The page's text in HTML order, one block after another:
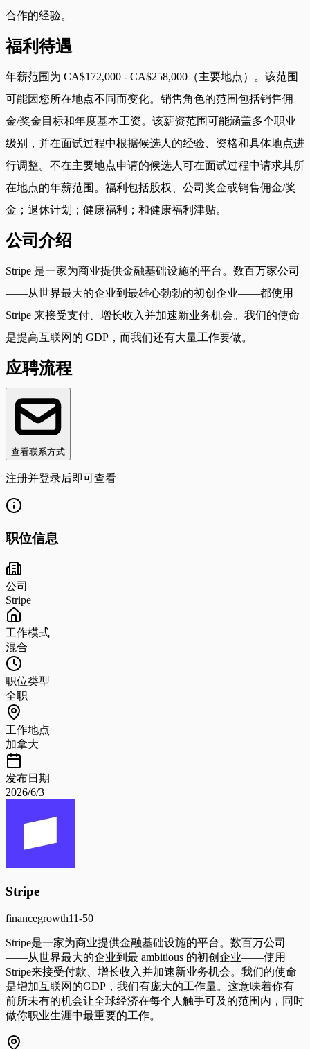
合作的经验。
福利待遇
年薪范围为 CA$172,000 - CA$258,000（主要地点）。该范围
可能因您所在地点不同而变化。销售角色的范围包括销售佣
金/奖金目标和年度基本工资。该薪资范围可能涵盖多个职业
级别，并在面试过程中根据候选人的经验、资格和具体地点进
行调整。不在主要地点申请的候选人可在面试过程中请求其所
在地点的年薪范围。福利包括股权、公司奖金或销售佣金/奖
金；退休计划；健康福利；和健康福利津贴。
公司介绍
Stripe 是一家为商业提供金融基础设施的平台。数百万家公司
——从世界最大的企业到最雄心勃勃的初创企业——都使用
Stripe 来接受支付、增长收入并加速新业务机会。我们的使命
是提高互联网的 GDP，而我们还有大量工作要做。
应聘流程
查看联系方式
注册并登录后即可查看
职位信息
公司
Stripe
工作模式
混合
职位类型
全职
工作地点
加拿大
发布日期
2026/6/3
Stripe
financegrowth11-50
Stripe是一家为商业提供金融基础设施的平台。数百万公司
——从世界最大的企业到最 ambitious 的初创企业——使用
Stripe来接受付款、增长收入并加速新业务机会。我们的使命
是增加互联网的GDP，我们有庞大的工作量。这意味着你有
前所未有的机会让全球经济在每个人触手可及的范围内，同时
做你职业生涯中最重要的工作。